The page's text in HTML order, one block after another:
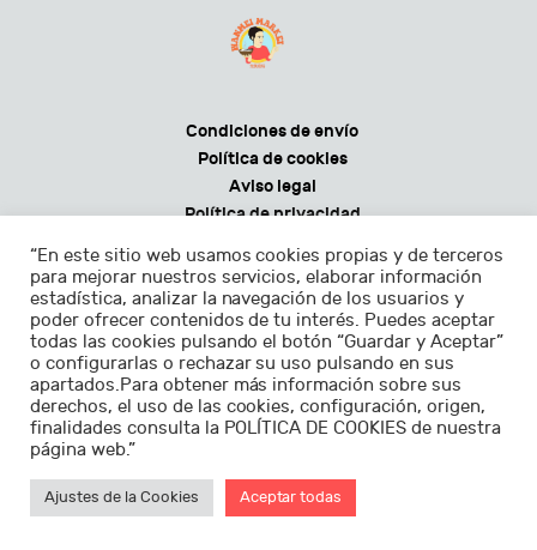
Condiciones de envío
Política de cookies
Aviso legal
Política de privacidad
Horarios:
Lunes - sábados de 9.30 a 22.30h
Domingos de 11.00 a 22.30h
“En este sitio web usamos cookies propias y de terceros
para mejorar nuestros servicios, elaborar información
estadística, analizar la navegación de los usuarios y
poder ofrecer contenidos de tu interés. Puedes aceptar
todas las cookies pulsando el botón “Guardar y Aceptar”
o configurarlas o rechazar su uso pulsando en sus
apartados.Para obtener más información sobre sus
derechos, el uso de las cookies, configuración, origen,
finalidades consulta la POLÍTICA DE COOKIES de nuestra
página web.”
Ajustes de la Cookies Aceptar todas